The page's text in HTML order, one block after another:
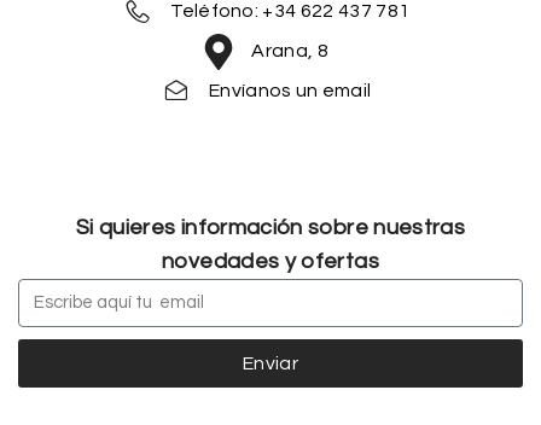
Teléfono: +34 622 437 781
Arana, 8
Envíanos un email
Si quieres información sobre nuestras
novedades y ofertas
Enviar